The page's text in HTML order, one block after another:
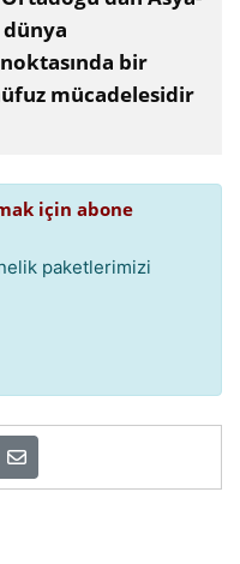
bir
mücadelesidir
için abone
paketlerimizi